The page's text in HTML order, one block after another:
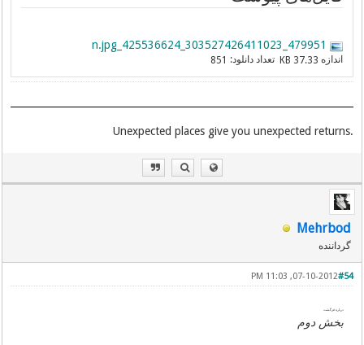
479951_303527426411023_425536624_n.jpg
اندازه 37.33 KB تعداد دانلود: 851
.Unexpected places give you unexpected returns
Mehrbod
گرداننده
#54
07-10-2012, 11:03 PM
درباره فرگشت
بخش دوم